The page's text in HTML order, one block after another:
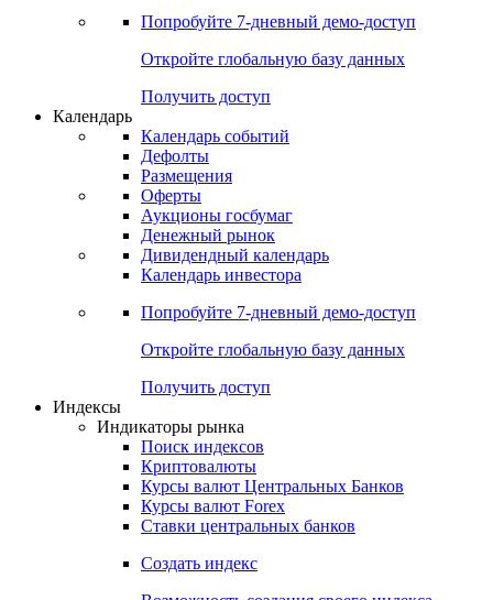
Попробуйте 7-дневный демо-доступ
Откройте глобальную базу данных
Получить доступ
Календарь
Календарь событий
Дефолты
Размещения
Оферты
Аукционы госбумаг
Денежный рынок
Дивидендный календарь
Календарь инвестора
Попробуйте 7-дневный демо-доступ
Откройте глобальную базу данных
Получить доступ
Индексы
Индикаторы рынка
Поиск индексов
Криптовалюты
Курсы валют Центральных Банков
Курсы валют Forex
Ставки центральных банков
Создать индекс